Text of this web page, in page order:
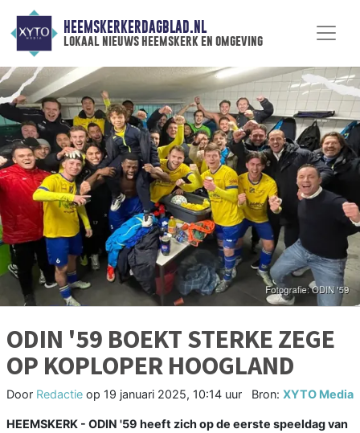
HEEMSKERKERDAGBLAD.NL
lokaal nieuws heemskerk en omgeving
ODIN '59 BOEKT STERKE ZEGE
OP KOPLOPER HOOGLAND
Door Redactie op 19 januari 2025, 10:14 uur Bron: XYTO Media
HEEMSKERK - ODIN '59 heeft zich op de eerste speeldag van